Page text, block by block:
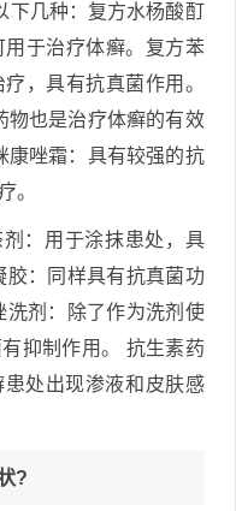
下几种：复方水杨酸酊
于治疗体癣。复方苯
，具有抗真菌作用。
物也是治疗体癣的有效
康唑霜：具有较强的抗
。
：用于涂抹患处，具
胶：同样具有抗真菌功
洗剂：除了作为洗剂使
抑制作用。 抗生素药
处出现渗液和皮肤感
?